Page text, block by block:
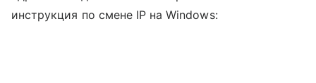
инструкция по смене IP на Windows: